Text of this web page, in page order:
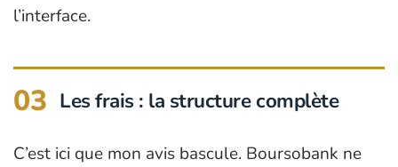
l’interface.
03 Les frais : la structure complète
C’est ici que mon avis bascule. Boursobank ne